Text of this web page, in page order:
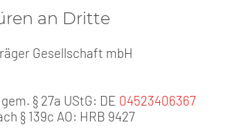
an Dritte
Gesellschaft mbH
§ 27a UStG: DE 04523406367
§ 139c AO: HRB 9427